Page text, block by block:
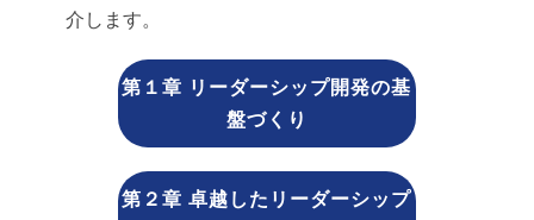
介します。
第１章 リーダーシップ開発の基
盤づくり
第２章 卓越したリーダーシップ